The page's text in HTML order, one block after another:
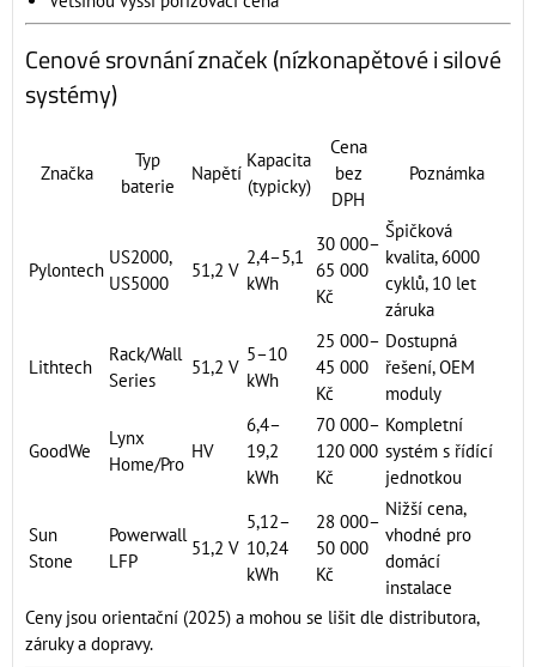
Cenové srovnání značek (nízkonapětové i silové
systémy)
Značka
Typ
baterie
Napětí
Kapacita
(typicky)
Cena
bez
DPH
Poznámka
Pylontech
US2000,
US5000
51,2 V
2,4–5,1
kWh
30 000–
65 000
Kč
Špičková
kvalita, 6000
cyklů, 10 let
záruka
Lithtech
Rack/Wall
Series
51,2 V
5–10
kWh
25 000–
45 000
Kč
Dostupná
řešení, OEM
moduly
GoodWe
Lynx
Home/Pro
HV
6,4–
19,2
kWh
70 000–
120 000
Kč
Kompletní
systém s řídící
jednotkou
Sun
Stone
Powerwall
LFP
51,2 V
5,12–
10,24
kWh
28 000–
50 000
Kč
Nižší cena,
vhodné pro
domácí
instalace
Ceny jsou orientační (2025) a mohou se lišit dle distributora,
záruky a dopravy.